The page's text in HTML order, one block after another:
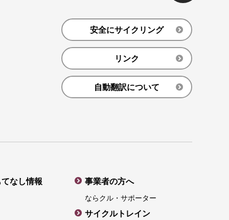
安全にサイクリング
リンク
自動翻訳について
なし情報 事業者の方へ
ならクル・サポーター
サイクルトレイン